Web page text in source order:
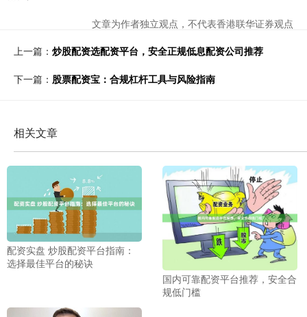
文章为作者独立观点，不代表香港联华证券观点
上一篇： 炒股配资选配资平台，安全正规低息配资公司推荐
下一篇： 股票配资宝：合规杠杆工具与风险指南
相关文章
配资实盘 炒股配资平台指南：
选择最佳平台的秘诀
国内可靠配资平台推荐，安全合
规低门槛